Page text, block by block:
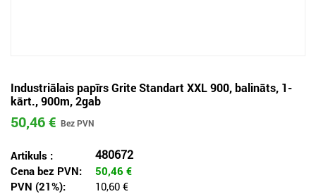
Industriālais papīrs Grite Standart XXL 900, balināts, 1-
kārt., 900m, 2gab
50,46 €
Artikuls : 480672
Cena bez PVN: 50,46 €
PVN (21%):
10,60 €